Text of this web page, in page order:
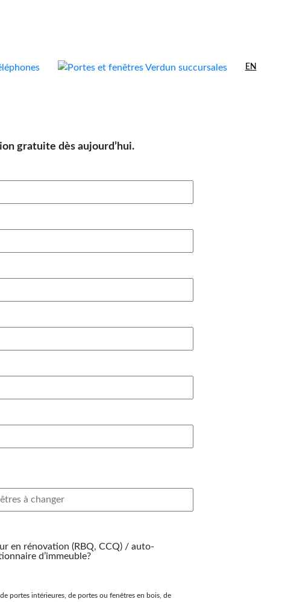
EN
gratuite dès aujourd’hui.
en rénovation (RBQ, CCQ) / auto-
d’immeuble?
portes intérieures, de portes ou fenêtres en bois, de